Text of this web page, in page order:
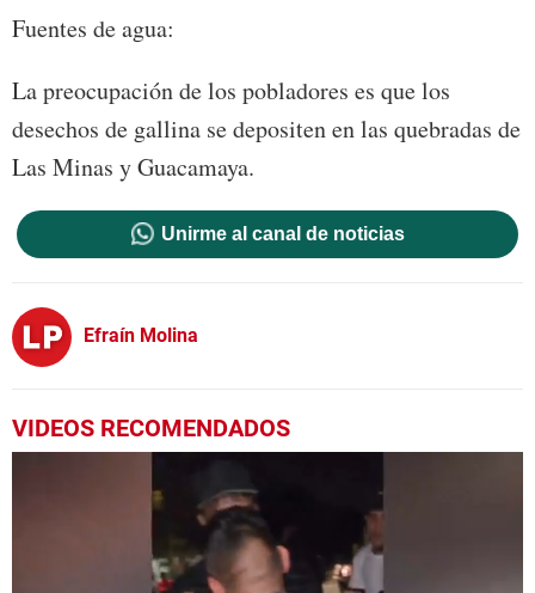
Fuentes de agua:
La preocupación de los pobladores es que los
desechos de gallina se depositen en las quebradas de
Las Minas y Guacamaya.
Unirme al canal de noticias
Efraín Molina
VIDEOS RECOMENDADOS